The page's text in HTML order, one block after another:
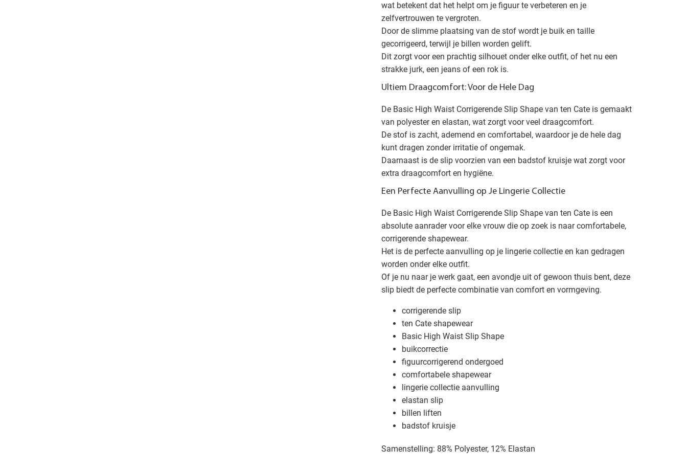
wat betekent dat het helpt om je figuur te verbeteren en je
zelfvertrouwen te vergroten.
Door de slimme plaatsing van de stof wordt je buik en taille
gecorrigeerd, terwijl je billen worden gelift.
Dit zorgt voor een prachtig silhouet onder elke outfit, of het nu een
strakke jurk, een jeans of een rok is.
Ultiem Draagcomfort: Voor de Hele Dag
De Basic High Waist Corrigerende Slip Shape van ten Cate is gemaakt
van polyester en elastan, wat zorgt voor veel draagcomfort.
De stof is zacht, ademend en comfortabel, waardoor je de hele dag
kunt dragen zonder irritatie of ongemak.
Daarnaast is de slip voorzien van een badstof kruisje wat zorgt voor
extra draagcomfort en hygiëne.
Een Perfecte Aanvulling op Je Lingerie Collectie
De Basic High Waist Corrigerende Slip Shape van ten Cate is een
absolute aanrader voor elke vrouw die op zoek is naar comfortabele,
corrigerende shapewear.
Het is de perfecte aanvulling op je lingerie collectie en kan gedragen
worden onder elke outfit.
Of je nu naar je werk gaat, een avondje uit of gewoon thuis bent, deze
slip biedt de perfecte combinatie van comfort en vormgeving.
corrigerende slip
ten Cate shapewear
Basic High Waist Slip Shape
buikcorrectie
figuurcorrigerend ondergoed
comfortabele shapewear
lingerie collectie aanvulling
elastan slip
billen liften
badstof kruisje
Samenstelling: 88% Polyester, 12% Elastan